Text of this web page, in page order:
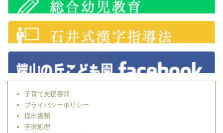
子育て支援書類
プライバシーポリシー
提出書類
苦情処理